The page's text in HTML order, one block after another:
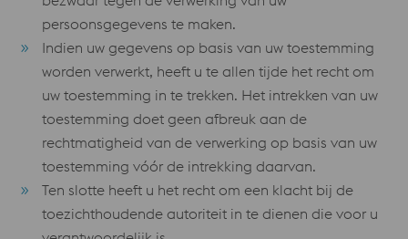
persoonsgegevens te maken.
Indien uw gegevens op basis van uw toestemming
worden verwerkt, heeft u te allen tijde het recht om
uw toestemming in te trekken. Het intrekken van uw
toestemming doet geen afbreuk aan de
rechtmatigheid van de verwerking op basis van uw
toestemming vóór de intrekking daarvan.
Ten slotte heeft u het recht om een ​​klacht bij de
toezichthoudende autoriteit in te dienen die voor u